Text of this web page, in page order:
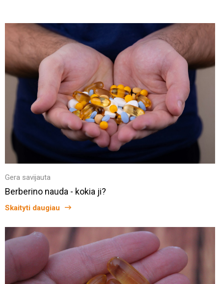
Gera savijauta
Berberino nauda - kokia ji?
Skaityti daugiau